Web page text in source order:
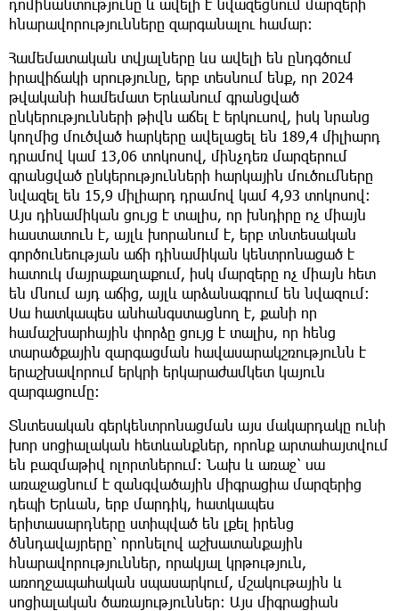
դոմինանտությունը և ավելի է նվազեցնում մարզերի
հնարավորությունները զարգանալու համար։
Համեմատական տվյալները ևս ավելի են ընդգծում
իրավիճակի սրությունը, երբ տեսնում ենք, որ 2024
թվականի համեմատ Երևանում գրանցված
ընկերությունների թիվն աճել է երկուսով, իսկ նրանց
կողմից մուծված հարկերը ավելացել են 189,4 միլիարդ
դրամով կամ 13,06 տոկոսով, մինչդեռ մարզերում
գրանցված ընկերությունների հարկային մուծումները
նվազել են 15,9 միլիարդ դրամով կամ 4,93 տոկոսով։
Այս դինամիկան ցույց է տալիս, որ խնդիրը ոչ միայն
հաստատուն է, այլև խորանում է, երբ տնտեսական
գործունեության աճի դինամիկան կենտրոնացած է
հատուկ մայրաքաղաքում, իսկ մարզերը ոչ միայն հետ
են մնում այդ աճից, այլև արձանագրում են նվազում։
Սա հատկապես անհանգստացնող է, քանի որ
համաշխարհային փորձը ցույց է տալիս, որ հենց
տարածքային զարգացման հավասարակշռությունն է
երաշխավորում երկրի երկարաժամկետ կայուն
զարգացումը։
Տնտեսական գերկենտրոնացման այս մակարդակը ունի
խոր սոցիալական հետևանքներ, որոնք արտահայտվում
են բազմաթիվ ոլորտներում։ Նախ և առաջ՝ սա
առաջացնում է զանգվածային միգրացիա մարզերից
դեպի Երևան, երբ մարդիկ, հատկապես
երիտասարդները ստիպված են լքել իրենց
ծննդավայրերը՝ որոնելով աշխատանքային
հնարավորություններ, որակյալ կրթություն,
առողջապահական սպասարկում, մշակութային և
սոցիալական ծառայություններ։ Այս միգրացիան